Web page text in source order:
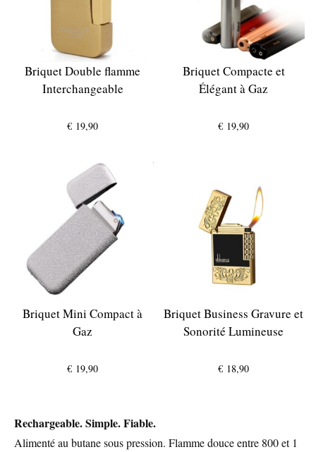
Briquet Double flamme
Interchangeable
€ 19,90
Briquet Compacte et
Élégant à Gaz
€ 19,90
Briquet Mini Compact à
Gaz
€ 19,90
Briquet Business Gravure et
Sonorité Lumineuse
€ 18,90
Rechargeable. Simple. Fiable.
Alimenté au butane sous pression. Flamme douce entre 800 et 1